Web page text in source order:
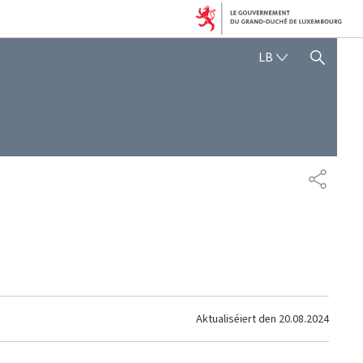
LB SHOW HIDE SEARCH
Aktualiséiert den 20.08.2024